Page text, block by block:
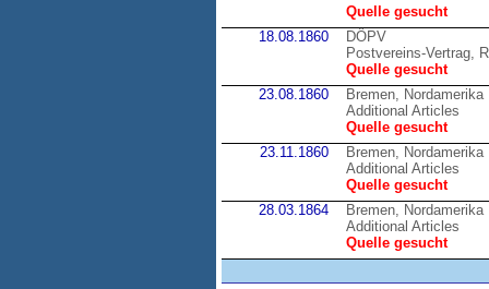
Quelle gesucht
18.08.1860
DÖPV
Postvereins-Vertrag,
Quelle gesucht
23.08.1860
Bremen, Nordamerika
Additional Articles
Quelle gesucht
23.11.1860
Bremen, Nordamerika
Additional Articles
Quelle gesucht
28.03.1864
Bremen, Nordamerika
Additional Articles
Quelle gesucht